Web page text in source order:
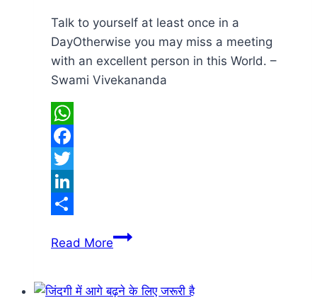
Talk to yourself at least once in a
DayOtherwise you may miss a meeting
with an excellent person in this World. –
Swami Vivekananda
WhatsApp
Facebook
Twitter
LinkedIn
Read MoreTalk
at